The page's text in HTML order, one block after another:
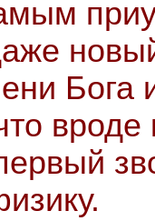
Бога
вроде